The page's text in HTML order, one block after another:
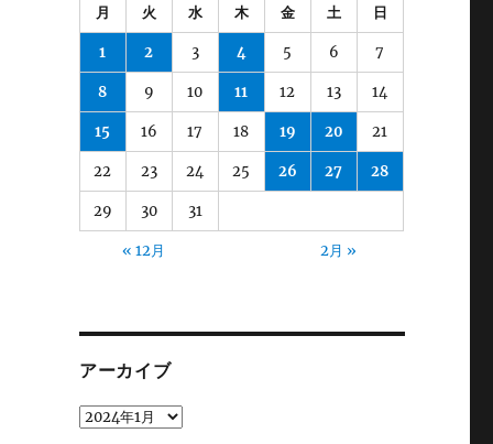
月 火 水 木 金 土 日
1 2 3 4 5 6 7
8 9 10 11 12 13 14
15 16 17 18 19 20 21
22 23 24 25 26 27 28
29 30 31
« 12月 2月 »
アーカイブ
ア